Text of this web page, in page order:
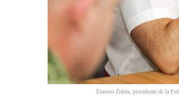
Erasmo Zuleta, presidente de la